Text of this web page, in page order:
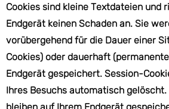
Cookies sind kleine Textdateien und
Endgerät keinen Schaden an. Sie
vorübergehend für die Dauer einer
Cookies) oder dauerhaft
Endgerät gespeichert. Session-
Ihres Besuchs automatisch
bleiben auf Ihrem Endgerät